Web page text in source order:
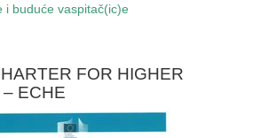
i buduće vaspitač(ic)e
FOR HIGHER
ECHE